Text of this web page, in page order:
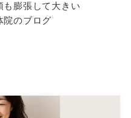
膨張して大きい
院のブログ